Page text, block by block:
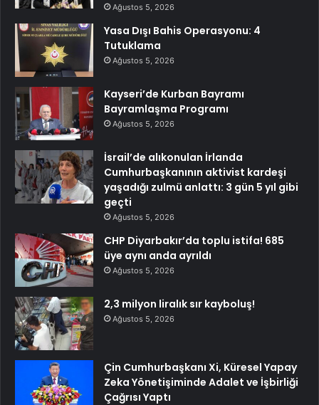
Ağustos 5, 2026
Yasa Dışı Bahis Operasyonu: 4
Tutuklama
Ağustos 5, 2026
Kayseri’de Kurban Bayramı
Bayramlaşma Programı
Ağustos 5, 2026
İsrail’de alıkonulan İrlanda
Cumhurbaşkanının aktivist kardeşi
yaşadığı zulmü anlattı: 3 gün 5 yıl gibi
geçti
Ağustos 5, 2026
CHP Diyarbakır’da toplu istifa! 685
üye aynı anda ayrıldı
Ağustos 5, 2026
2,3 milyon liralık sır kayboluş!
Ağustos 5, 2026
Çin Cumhurbaşkanı Xi, Küresel Yapay
Zeka Yönetişiminde Adalet ve İşbirliği
Çağrısı Yaptı